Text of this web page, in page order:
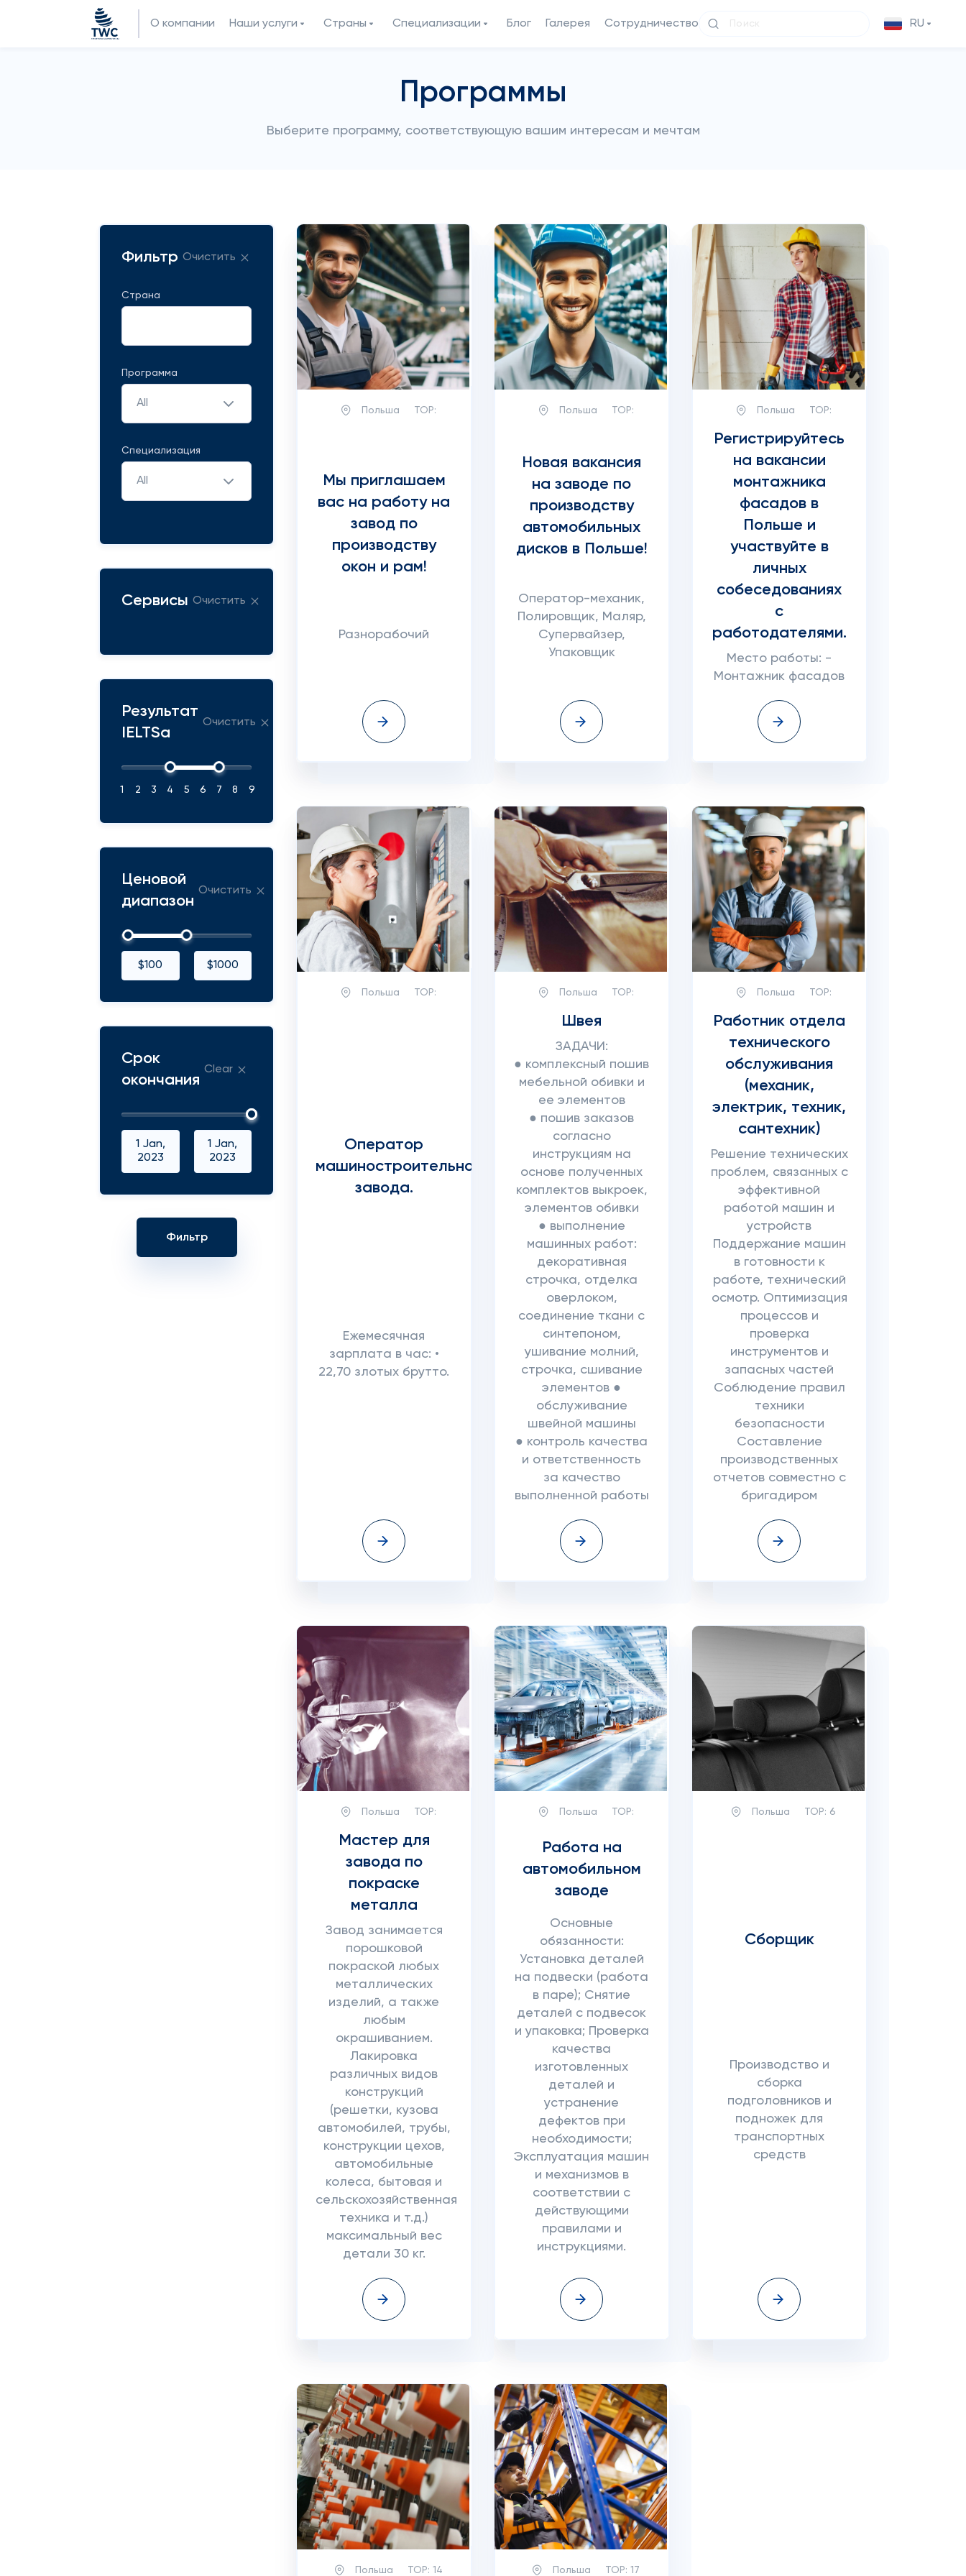
О компании Наши услуги Страны Специализации Блог Галерея Сотрудничество RU
Программы
Выберите программу, соответствующую вашим интересам и мечтам
Фильтр Очистить
Страна
Программа
All
Специализация
All
Сервисы Очистить
Результат
IELTSа
Очистить
1 2 3 4 5 6 7 8 9
Ценовой
диапазон
Очистить
$100 $1000
Срок
окончания
Clear
1 Jan,
2023
1 Jan,
2023
Польша TOP:
Мы приглашаем
вас на работу на
завод по
производству
окон и рам!
Разнорабочий
Польша TOP:
Новая вакансия
на заводе по
производству
автомобильных
дисков в Польше!
Оператор-механик,
Полировщик, Маляр,
Супервайзер,
Упаковщик
Польша TOP:
Регистрируйтесь
на вакансии
монтажника
фасадов в
Польше и
участвуйте в
личных
собеседованиях
с
работодателями.
Место работы: -
Монтажник фасадов
Польша TOP:
Оператор
машиностроительного
завода.
Ежемесячная
зарплата в час: •
22,70 злотых брутто.
Польша TOP:
Швея
ЗАДАЧИ:
● комплексный пошив
мебельной обивки и
ее элементов
● пошив заказов
согласно
инструкциям на
основе полученных
комплектов выкроек,
элементов обивки
● выполнение
машинных работ:
декоративная
строчка, отделка
оверлоком,
соединение ткани с
синтепоном,
ушивание молний,
строчка, сшивание
элементов ●
обслуживание
швейной машины
● контроль качества
и ответственность
за качество
выполненной работы
Польша TOP:
Работник отдела
технического
обслуживания
(механик,
электрик, техник,
сантехник)
Решение технических
проблем, связанных с
эффективной
работой машин и
устройств
Поддержание машин
в готовности к
работе, технический
осмотр. Оптимизация
процессов и
проверка
инструментов и
запасных частей
Соблюдение правил
техники
безопасности
Составление
производственных
отчетов совместно с
бригадиром
Польша TOP:
Мастер для
завода по
покраске
металла
Завод занимается
порошковой
покраской любых
металлических
изделий, а также
любым
окрашиванием.
Лакировка
различных видов
конструкций
(решетки, кузова
автомобилей, трубы,
конструкции цехов,
автомобильные
колеса, бытовая и
сельскохозяйственная
техника и т.д.)
максимальный вес
детали 30 кг.
Польша TOP:
Работа на
автомобильном
заводе
Основные
обязанности:
Установка деталей
на подвески (работа
в паре); Снятие
деталей с подвесок
и упаковка; Проверка
качества
изготовленных
деталей и
устранение
дефектов при
необходимости;
Эксплуатация машин
и механизмов в
соответствии с
действующими
правилами и
инструкциями.
Польша TOP: 6
Сборщик
Производство и
сборка
подголовников и
подножек для
транспортных
средств
Польша TOP: 14 Польша TOP:17